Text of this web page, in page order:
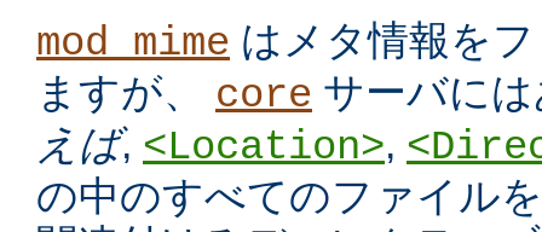
mod_mime はメタ情報を
ますが、 core サーバに
えば, <Location>,
の中のすべてのファイル